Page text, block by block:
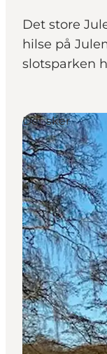
Planlegg
Det store
hilse på
slotsparken
Det sker